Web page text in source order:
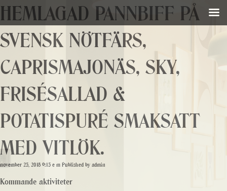
HEMLAGAD PANNBIFF PÅ
SVENSK NÖTFÄRS,
CAPRISMAJONÄS, SKY,
FRISÉSALLAD &
POTATISPURÉ SMAKSATT
MED VITLÖK.
november 25, 2018 9:15 e m Published by admin
Kommande aktiviteter